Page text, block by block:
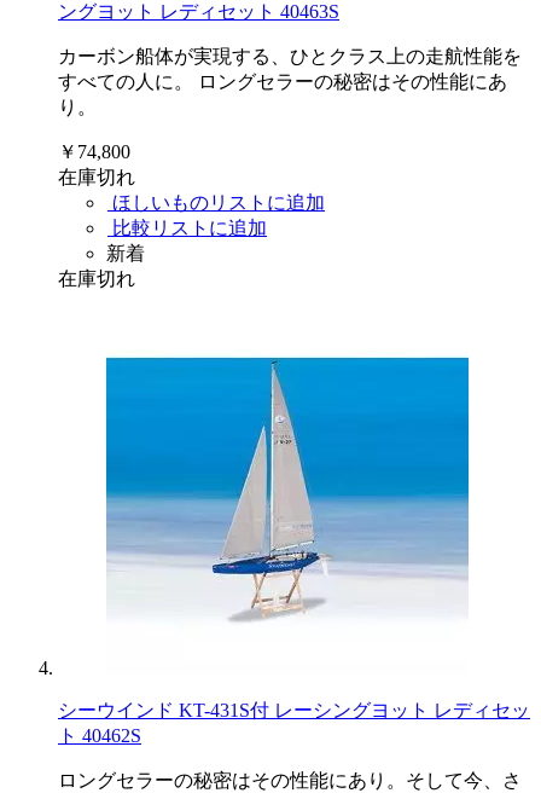
ングヨット レディセット 40463S
カーボン船体が実現する、ひとクラス上の走航性能を
すべての人に。 ロングセラーの秘密はその性能にあ
り。
￥74,800
在庫切れ
ほしいものリストに追加
比較リストに追加
新着
在庫切れ
シーウインド KT-431S付 レーシングヨット レディセッ
ト 40462S
ロングセラーの秘密はその性能にあり。そして今、さ